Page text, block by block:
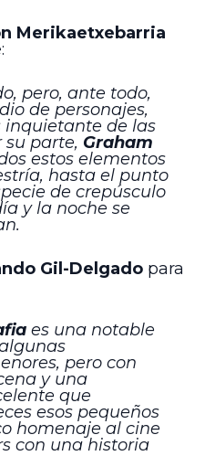
Merikaetxebarria
pero, ante todo,
de personajes,
inquietante de las
su parte, Graham
estos elementos
hasta el punto
de crepúsculo
y la noche se
Gil-Delgado para
es una notable
pero con
y una
que
esos pequeños
homenaje al cine
con una historia